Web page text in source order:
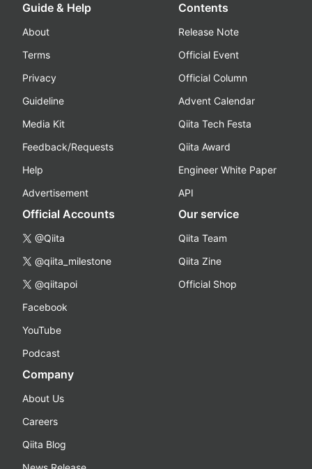
Guide & Help
About
Terms
Privacy
Guideline
Media Kit
Feedback/Requests
Help
Advertisement
Contents
Release Note
Official Event
Official Column
Advent Calendar
Qiita Tech Festa
Qiita Award
Engineer White Paper
API
Official Accounts
@Qiita
@qiita_milestone
@qiitapoi
Facebook
YouTube
Podcast
Our service
Qiita Team
Qiita Zine
Official Shop
Company
About Us
Careers
Qiita Blog